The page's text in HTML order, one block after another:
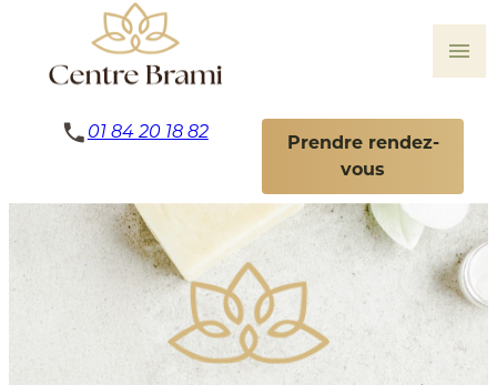
menu
01 84 20 18 82
Prendre rendez-
vous
Panneau de gestion des cookies